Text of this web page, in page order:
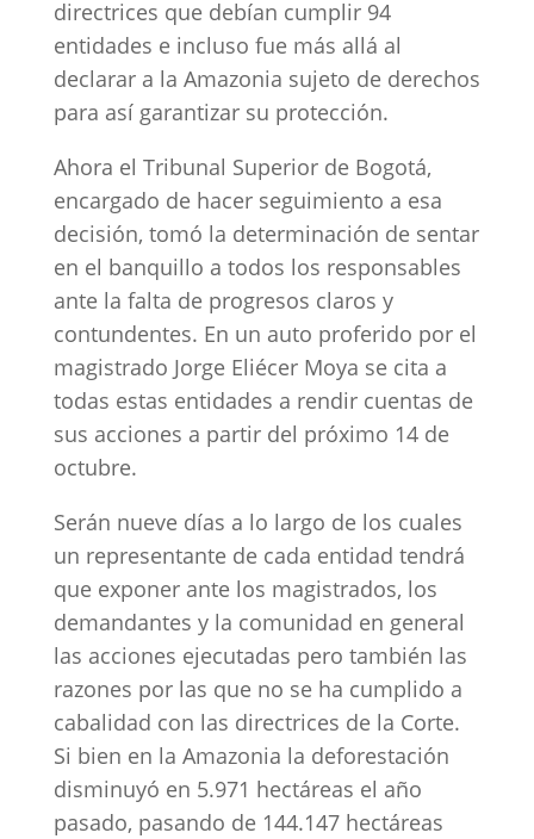
directrices que debían cumplir 94
entidades e incluso fue más allá al
declarar a la Amazonia sujeto de derechos
para así garantizar su protección.
Ahora el Tribunal Superior de Bogotá,
encargado de hacer seguimiento a esa
decisión, tomó la determinación de sentar
en el banquillo a todos los responsables
ante la falta de progresos claros y
contundentes. En un auto proferido por el
magistrado Jorge Eliécer Moya se cita a
todas estas entidades a rendir cuentas de
sus acciones a partir del próximo 14 de
octubre.
Serán nueve días a lo largo de los cuales
un representante de cada entidad tendrá
que exponer ante los magistrados, los
demandantes y la comunidad en general
las acciones ejecutadas pero también las
razones por las que no se ha cumplido a
cabalidad con las directrices de la Corte.
Si bien en la Amazonia la deforestación
disminuyó en 5.971 hectáreas el año
pasado, pasando de 144.147 hectáreas